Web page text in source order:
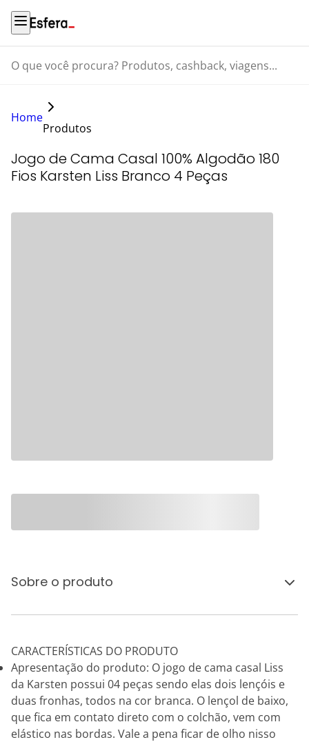
O que você procura? Produtos, cashback, viagens...
Home
Produtos
Jogo de Cama Casal 100% Algodão 180
Fios Karsten Liss Branco 4 Peças
Sobre o produto
CARACTERÍSTICAS DO PRODUTO
Apresentação do produto: O jogo de cama casal Liss
da Karsten possui 04 peças sendo elas dois lençóis e
duas fronhas, todos na cor branca. O lençol de baixo,
que fica em contato direto com o colchão, vem com
elástico nas bordas. Vale a pena ficar de olho nisso